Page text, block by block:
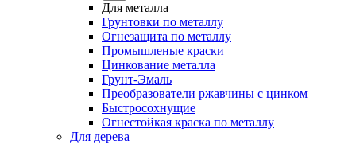
Для металла
Грунтовки по металлу
Огнезащита по металлу
Промышленые краски
Цинкование металла
Грунт-Эмаль
Преобразователи ржавчины с цинком
Быстросохнущие
Огнестойкая краска по металлу
Для дерева